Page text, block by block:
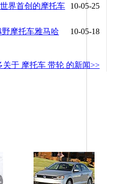
10-05-25
界首创的摩托车
10-05-18
摩托车雅马哈
关于 摩托车 带轮 的新闻>>